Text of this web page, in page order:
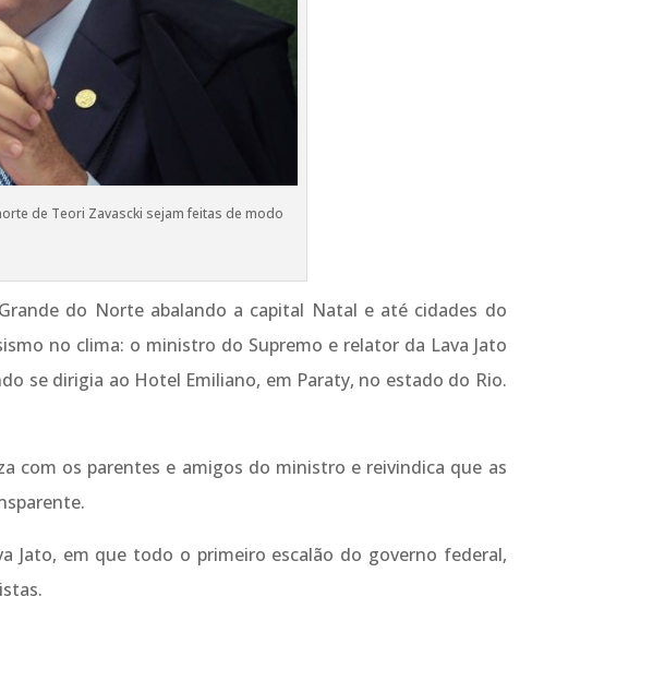
de Teori Zavascki sejam feitas de modo
do Norte abalando a capital Natal e até cidades do
no clima: o ministro do Supremo e relator da Lava Jato
se dirigia ao Hotel Emiliano, em Paraty, no estado do Rio.
com os parentes e amigos do ministro e reivindica que as
Jato, em que todo o primeiro escalão do governo federal,